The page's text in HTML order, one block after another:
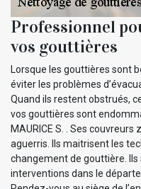
Professionnel
vos gouttières
Lorsque les gouttières sont
éviter les problèmes
Quand ils restent obstrués,
vos gouttières sont
MAURICE S. . Ses
aguerris. Ils maitrisent les
changement de gouttière.
interventions dans le